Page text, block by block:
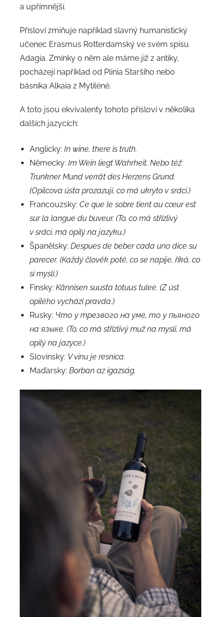
a upřímnější.
Přísloví zmiňuje například slavný humanistický
učenec Erasmus Rotterdamský ve svém spisu
Adagia. Zmínky o něm ale máme již z antiky,
pocházejí například od Plinia Staršího nebo
básníka Alkaia z Mytiléné.
A toto jsou ekvivalenty tohoto přísloví v několika
dalších jazycích:
Anglicky: In wine, there is truth.
Německy: Im Wein liegt Wahrheit. Nebo též:
Trunkner Mund verrät des Herzens Grund.
(Opilcova ústa prozazují, co má ukryto v srdci.)
Francouzsky: Ce que le sobre tient au cœur est
sur la langue du buveur. (To, co má střízlivý
v srdci, má opilý na jazyku.)
Španělsky: Despues de beber cada uno dice su
parecer. (Každý člověk poté, co se napije, říká, co
si myslí.)
Finsky: Kännisen suusta totuus tulee. (Z úst
opilého vychází pravda.)
Rusky: Что у трезвого на уме, то у пьяного
на языке. (To, co má střízlivý muž na mysli, má
opilý na jazyce.)
Slovinsky: V vinu je resnica.
Maďarsky: Borban az igazság.